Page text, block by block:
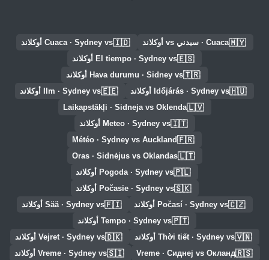
🇲🇾Cuaca · سيدني vs أوكلاند 🇮🇩Cuaca · Sydney vs أوكلاند
🇪🇸El tiempo · Sydney vs أوكلاند
🇹🇷Hava durumu · Sidney vs أوكلاند
🇭🇺Időjárás · Sydney vs أوكلاند 🇪🇪Ilm · Sydney vs أوكلاند
🇱🇻
Laikapstākļi · Sidneja vs Oklenda
🇮🇹Meteo · Sydney vs أوكلاند
🇫🇷
Météo · Sydney vs Auckland
🇱🇹
Oras · Sidnėjus vs Oklandas
🇵🇱Pogoda · Sydney vs أوكلاند
🇸🇰Počasie · Sydney vs أوكلاند
🇨🇿Počasí · Sydney vs أوكلاند 🇫🇮Sää · Sydney vs أوكلاند
🇵🇹Tempo · Sydney vs أوكلاند
🇻🇳Thời tiết · Sydney vs أوكلاند 🇩🇰Vejret · Sydney vs أوكلاند
🇷🇸
Vreme · Сиднеј vs Окланд
🇸🇮Vreme · Sydney vs أوكلاند